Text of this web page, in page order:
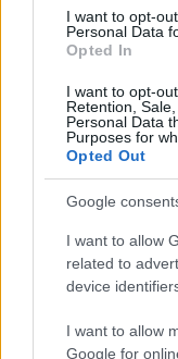
I want to opt-
Personal Data
Opted In
I want to opt-
Retention,
Personal Data
Purposes for
Opted Out
Google
I want to allow
related to
device
I want to allow
Google for
Κώστα
–
News
Βαλεντίνη
παιχνίδια
Φωτογραφίες
News
Κώστας
με τα δύο